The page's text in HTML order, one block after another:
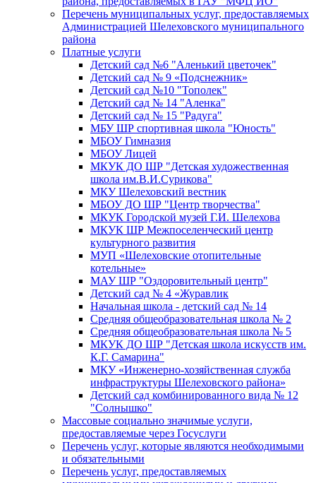
Перечень муниципальных услуг, предоставляемых
Администрацией Шелеховского муниципального
района
Платные услуги
Детский сад №6 "Аленький цветочек"
Детский сад № 9 «Подснежник»
Детский сад №10 "Тополек"
Детский сад № 14 "Аленка"
Детский сад № 15 "Радуга"
МБУ ШР спортивная школа "Юность"
МБОУ Гимназия
МБОУ Лицей
МКУК ДО ШР "Детская художественная
школа им.В.И.Сурикова"
МКУ Шелеховский вестник
МБОУ ДО ШР "Центр творчества"
МКУК Городской музей Г.И. Шелехова
МКУК ШР Межпоселенческий центр
культурного развития
МУП «Шелеховские отопительные
котельные»
МАУ ШР "Оздоровительный центр"
Детский сад № 4 «Журавлик
Начальная школа - детский сад № 14
Средняя общеобразовательная школа № 2
Средняя общеобразовательная школа № 5
МКУК ДО ШР "Детская школа искусств им.
К.Г. Самарина"
МКУ «Инженерно-хозяйственная служба
инфраструктуры Шелеховского района»
Детский сад комбинированного вида № 12
"Солнышко"
Массовые социально значимые услуги,
предоставляемые через Госуслуги
Перечень услуг, которые являются необходимыми
и обязательными
Перечень услуг, предоставляемых